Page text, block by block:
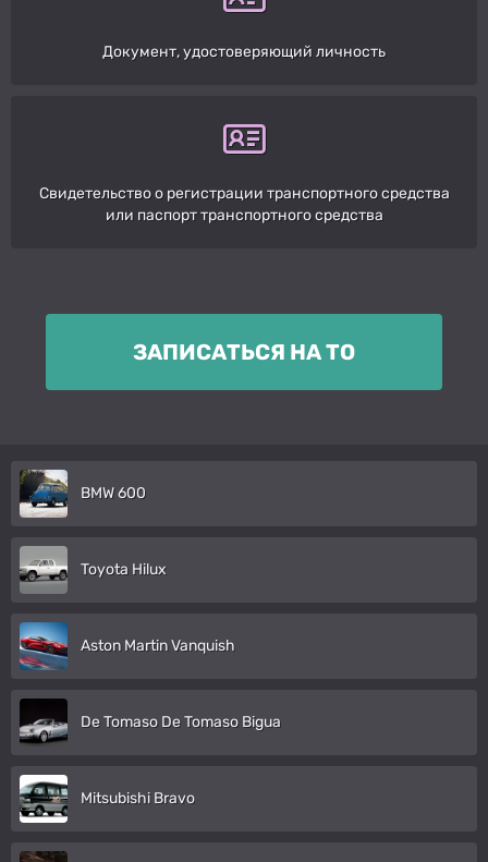
Документ, удостоверяющий личность
Свидетельство о регистрации транспортного средства
или паспорт транспортного средства
ЗАПИСАТЬСЯ НА ТО
BMW 600
Toyota Hilux
Aston Martin Vanquish
De Tomaso De Tomaso Bigua
Mitsubishi Bravo